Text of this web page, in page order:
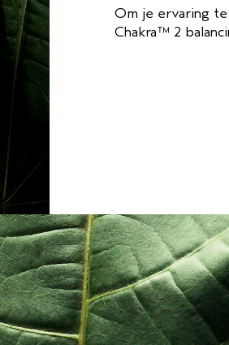
Om je ervaring
Chakra™ 2